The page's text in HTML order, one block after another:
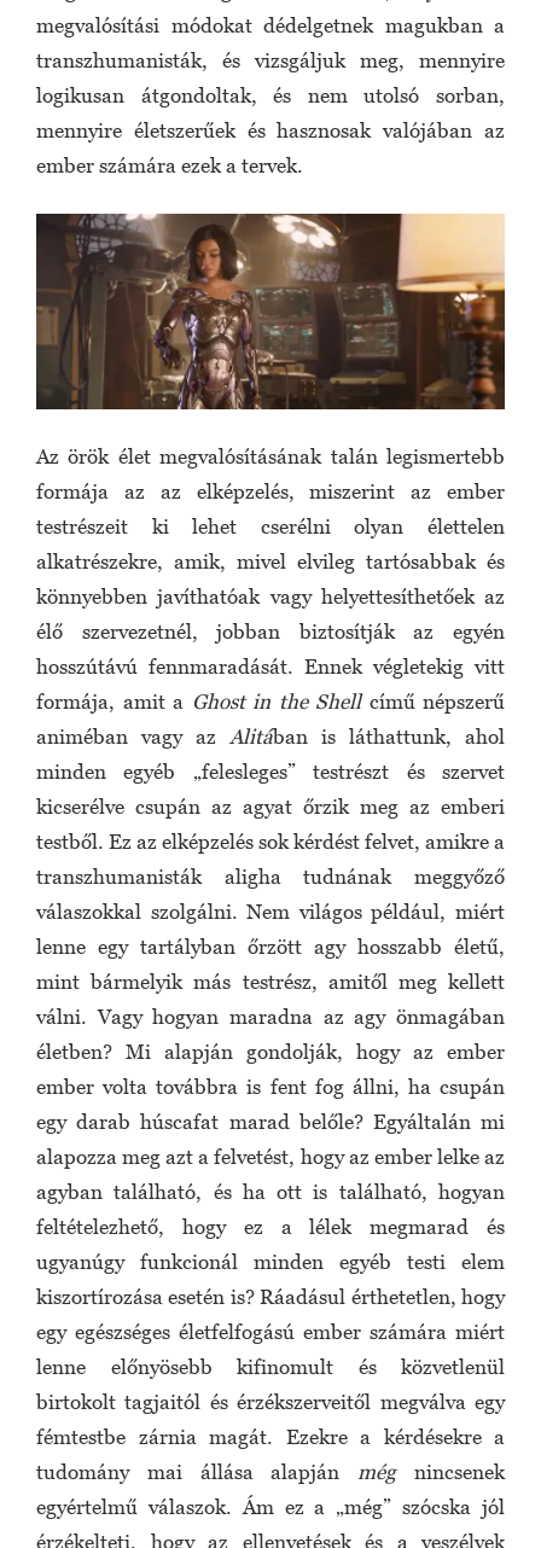
megvalósítási módokat dédelgetnek magukban a
transzhumanisták, és vizsgáljuk meg, mennyire
logikusan átgondoltak, és nem utolsó sorban,
mennyire életszerűek és hasznosak valójában az
ember számára ezek a tervek.
Az örök élet megvalósításának talán legismertebb
formája az az elképzelés, miszerint az ember
testrészeit ki lehet cserélni olyan élettelen
alkatrészekre, amik, mivel elvileg tartósabbak és
könnyebben javíthatóak vagy helyettesíthetőek az
élő szervezetnél, jobban biztosítják az egyén
hosszútávú fennmaradását. Ennek végletekig vitt
formája, amit a Ghost in the Shellcímű népszerű
animéban vagy azAlitában is láthattunk, ahol
minden egyéb „felesleges” testrészt és szervet
kicserélve csupán az agyat őrzik meg az emberi
testből. Ez az elképzelés sok kérdést felvet, amikre a
transzhumanisták aligha tudnának meggyőző
válaszokkal szolgálni. Nem világos például, miért
lenne egy tartályban őrzött agy hosszabb életű,
mint bármelyik más testrész, amitől meg kellett
válni. Vagy hogyan maradna az agy önmagában
életben? Mi alapján gondolják, hogy az ember
ember volta továbbra is fent fog állni, ha csupán
egy darab húscafat marad belőle? Egyáltalán mi
alapozza meg azt a felvetést, hogy az ember lelke az
agyban található, és ha ott is található, hogyan
feltételezhető, hogy ez a lélek megmarad és
ugyanúgy funkcionál minden egyéb testi elem
kiszortírozása esetén is? Ráadásul érthetetlen, hogy
egy egészséges életfelfogású ember számára miért
lenne előnyösebb kifinomult és közvetlenül
birtokolt tagjaitól és érzékszerveitől megválva egy
fémtestbe zárnia magát. Ezekre a kérdésekre a
tudomány mai állása alapjánmégnincsenek
egyértelmű válaszok. Ám ez a „még” szócska jól
érzékelteti, hogy az ellenvetések és a veszélyek